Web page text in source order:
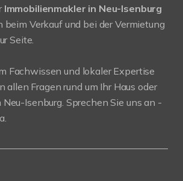
Immobilienmakler in Neu-Isenburg
Verkauf und bei der Vermietung
Seite.
Fachwissen und lokaler Expertise
allen Fragen rund um Ihr Haus oder
Isenburg. Sprechen Sie uns an -